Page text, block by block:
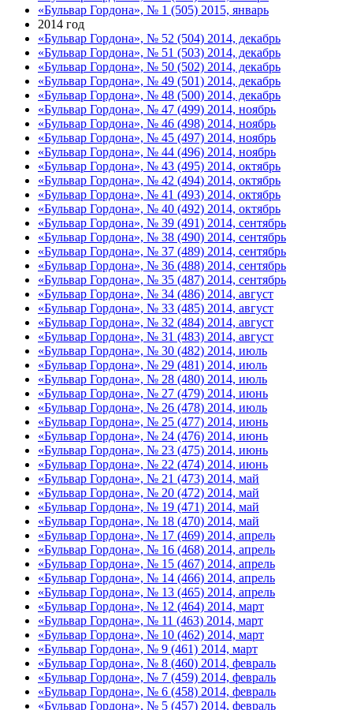
«Бульвар Гордона», № 1 (505) 2015, январь
2014 год
«Бульвар Гордона», № 52 (504) 2014, декабрь
«Бульвар Гордона», № 51 (503) 2014, декабрь
«Бульвар Гордона», № 50 (502) 2014, декабрь
«Бульвар Гордона», № 49 (501) 2014, декабрь
«Бульвар Гордона», № 48 (500) 2014, декабрь
«Бульвар Гордона», № 47 (499) 2014, ноябрь
«Бульвар Гордона», № 46 (498) 2014, ноябрь
«Бульвар Гордона», № 45 (497) 2014, ноябрь
«Бульвар Гордона», № 44 (496) 2014, ноябрь
«Бульвар Гордона», № 43 (495) 2014, октябрь
«Бульвар Гордона», № 42 (494) 2014, октябрь
«Бульвар Гордона», № 41 (493) 2014, октябрь
«Бульвар Гордона», № 40 (492) 2014, октябрь
«Бульвар Гордона», № 39 (491) 2014, сентябрь
«Бульвар Гордона», № 38 (490) 2014, сентябрь
«Бульвар Гордона», № 37 (489) 2014, сентябрь
«Бульвар Гордона», № 36 (488) 2014, сентябрь
«Бульвар Гордона», № 35 (487) 2014, сентябрь
«Бульвар Гордона», № 34 (486) 2014, август
«Бульвар Гордона», № 33 (485) 2014, август
«Бульвар Гордона», № 32 (484) 2014, август
«Бульвар Гордона», № 31 (483) 2014, август
«Бульвар Гордона», № 30 (482) 2014, июль
«Бульвар Гордона», № 29 (481) 2014, июль
«Бульвар Гордона», № 28 (480) 2014, июль
«Бульвар Гордона», № 27 (479) 2014, июнь
«Бульвар Гордона», № 26 (478) 2014, июль
«Бульвар Гордона», № 25 (477) 2014, июнь
«Бульвар Гордона», № 24 (476) 2014, июнь
«Бульвар Гордона», № 23 (475) 2014, июнь
«Бульвар Гордона», № 22 (474) 2014, июнь
«Бульвар Гордона», № 21 (473) 2014, май
«Бульвар Гордона», № 20 (472) 2014, май
«Бульвар Гордона», № 19 (471) 2014, май
«Бульвар Гордона», № 18 (470) 2014, май
«Бульвар Гордона», № 17 (469) 2014, апрель
«Бульвар Гордона», № 16 (468) 2014, апрель
«Бульвар Гордона», № 15 (467) 2014, апрель
«Бульвар Гордона», № 14 (466) 2014, апрель
«Бульвар Гордона», № 13 (465) 2014, апрель
«Бульвар Гордона», № 12 (464) 2014, март
«Бульвар Гордона», № 11 (463) 2014, март
«Бульвар Гордона», № 10 (462) 2014, март
«Бульвар Гордона», № 9 (461) 2014, март
«Бульвар Гордона», № 8 (460) 2014, февраль
«Бульвар Гордона», № 7 (459) 2014, февраль
«Бульвар Гордона», № 6 (458) 2014, февраль
«Бульвар Гордона», № 5 (457) 2014, февраль